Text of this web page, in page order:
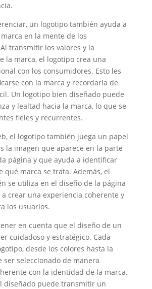
un logotipo también ayuda a
en la mente de los
transmitir los valores y la
la marca, el logotipo crea una
con los consumidores. Esto les
con la marca y recordarla de
Un logotipo bien diseñado puede
y lealtad hacia la marca, lo que se
fieles y recurrentes.
el logotipo también juega un papel
la imagen que aparece en la parte
página y que ayuda a identificar
qué marca se trata. Además, el
se utiliza en el diseño de la página
crear una experiencia coherente y
los usuarios.
en cuenta que el diseño de un
cuidadoso y estratégico. Cada
desde los colores hasta la
ser seleccionado de manera
con la identidad de la marca.
diseñado puede transmitir un